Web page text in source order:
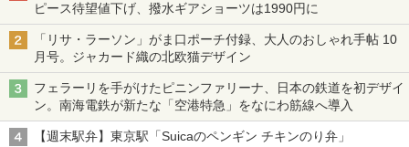
ピース待望値下げ、撥水ギアショーツは1990円に
「リサ・ラーソン」がま口ポーチ付録、大人のおしゃれ手帖 10
月号。ジャカード織の北欧猫デザイン
フェラーリを手がけたピニンファリーナ、日本の鉄道を初デザイ
ン。南海電鉄が新たな「空港特急」をなにわ筋線へ導入
【週末駅弁】東京駅「Suicaのペンギン チキンのり弁」